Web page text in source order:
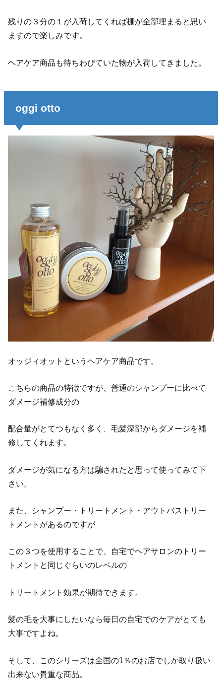
残りの３分の１が入荷してくれば棚が全部埋まると思い
ますので楽しみです。
ヘアケア商品も待ちわびていた物が入荷してきました。
oggi otto
オッジィオットというヘアケア商品です。
こちらの商品の特徴ですが、普通のシャンプーに比べて
ダメージ補修成分の
配合量がとてつもなく多く、毛髪深部からダメージを補
修してくれます。
ダメージが気になる方は騙されたと思って使ってみて下
さい。
また、シャンプー・トリートメント・アウトバストリー
トメントがあるのですが
この３つを使用することで、自宅でヘアサロンのトリー
トメントと同じぐらいのレベルの
トリートメント効果が期待できます。
髪の毛を大事にしたいなら毎日の自宅でのケアがとても
大事ですよね。
そして、このシリーズは全国の1％のお店でしか取り扱い
出来ない貴重な商品。